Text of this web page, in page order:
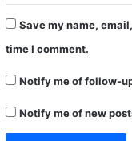
Save my name,
time I comment.
Notify me of follow-
Notify me of new